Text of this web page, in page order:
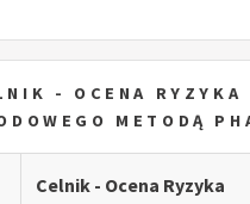
- OCENA RYZYKA
METODĄ
Celnik - Ocena Ryzyka